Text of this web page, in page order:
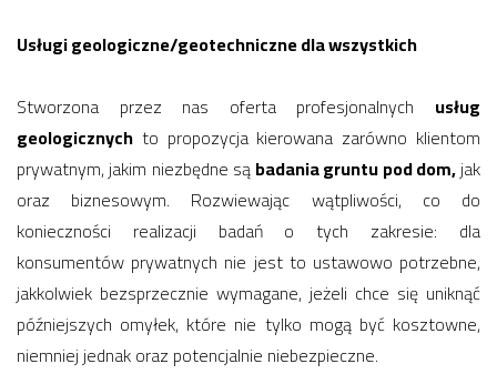
Usługi geologiczne/geotechniczne dla wszystkich
Stworzona przez nas oferta profesjonalnych usług
geologicznych to propozycja kierowana zarówno klientom
prywatnym, jakim niezbędne sąbadania gruntu pod dom,jak
oraz biznesowym. Rozwiewając wątpliwości, co do
konieczności realizacji badań o tych zakresie: dla
konsumentów prywatnych nie jest to ustawowo potrzebne,
jakkolwiek bezsprzecznie wymagane, jeżeli chce się uniknąć
późniejszych omyłek, które nie tylko mogą być kosztowne,
niemniej jednak oraz potencjalnie niebezpieczne.